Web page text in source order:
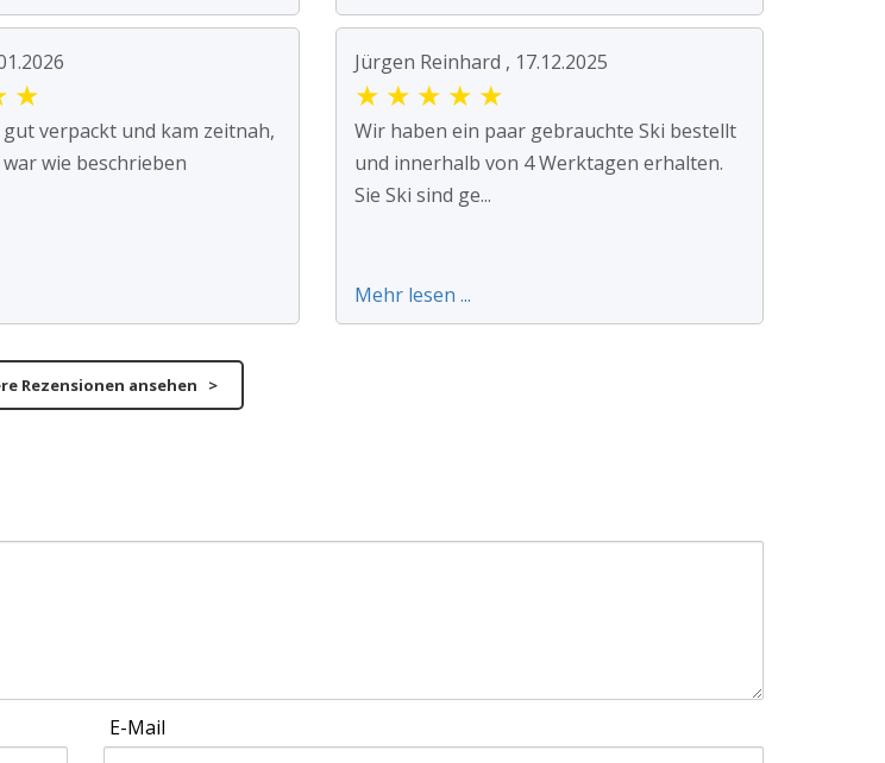
★
verpackt und kam zeitnah,
wie beschrieben
Jürgen Reinhard , 17.12.2025
★ ★ ★ ★ ★
Wir haben ein paar gebrauchte Ski bestellt
und innerhalb von 4 Werktagen erhalten.
Sie Ski sind ge...
Mehr lesen ...
Rezensionen ansehen >
E-Mail